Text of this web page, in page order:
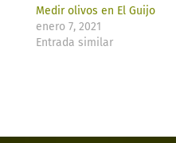
Medir olivos en El Guijo
enero 7, 2021
Entrada similar